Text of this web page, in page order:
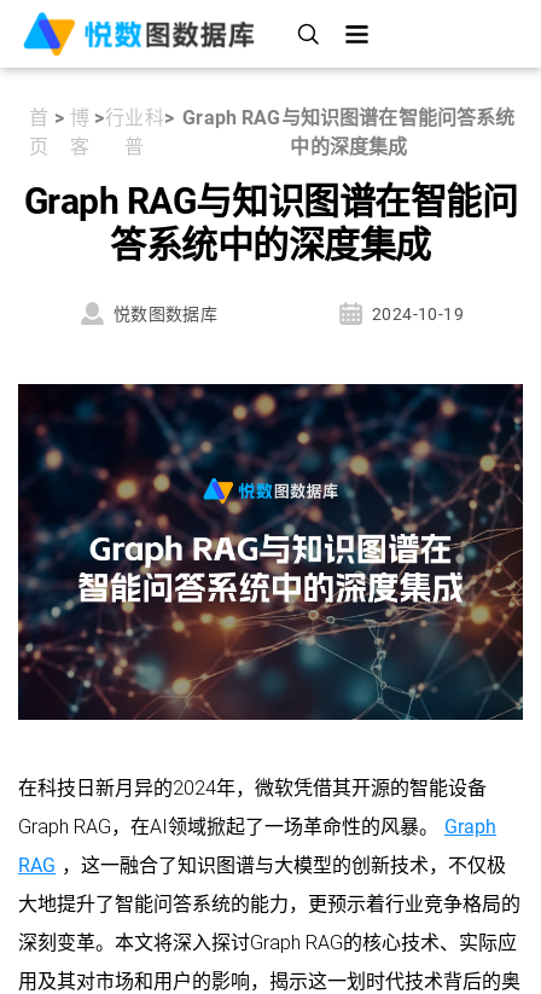
首
页
> 博
客
>行业科
普
> Graph RAG与知识图谱在智能问答系统
中的深度集成
Graph RAG与知识图谱在智能问
答系统中的深度集成
悦数图数据库 2024-10-19
在科技日新月异的2024年，微软凭借其开源的智能设备
Graph RAG，在AI领域掀起了一场革命性的风暴。
Graph
RAG ，这一融合了知识图谱与大模型的创新技术，不仅极
大地提升了智能问答系统的能力，更预示着行业竞争格局的
深刻变革。本文将深入探讨Graph RAG的核心技术、实际应
用及其对市场和用户的影响，揭示这一划时代技术背后的奥